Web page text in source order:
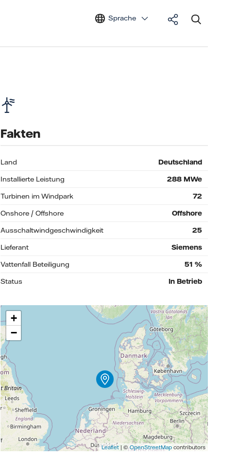
Sprache
Fakten
Land
Deutschland
Installierte Leistung
288MWe
Turbinen im Windpark
72
Onshore / Offshore
Offshore
Ausschaltwindgeschwindigkeit
25
Lieferant
Siemens
Vattenfall Beteiligung
51%
Status
In Betrieb
+
−
Leaflet | ©OpenStreetMap contributors